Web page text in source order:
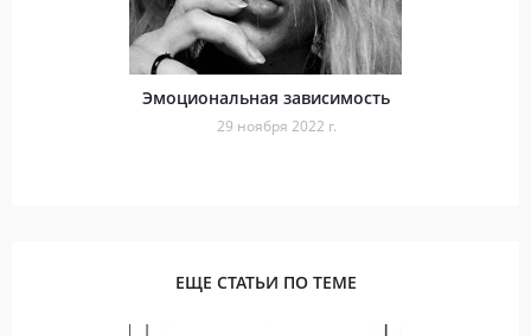
Эмоциональная зависимость
29 ноября 2022 г.
ЕЩЕ СТАТЬИ ПО ТЕМЕ